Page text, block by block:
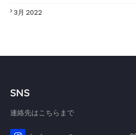
3月 2022
SNS
連絡先はこちらまで